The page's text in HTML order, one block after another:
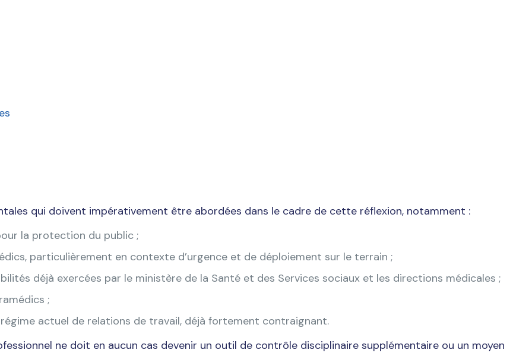
une fin en soi. Son objectif premier doit être la protection du public, et non la simple reconnaissance
hautement formés, soumis à des protocoles cliniques stricts, à des mécanismes de contrôle
une nouvelle structure, il faut démontrer en quoi un ordre professionnel améliorerait concrètement
réglementaire.
qui doivent impérativement être abordées dans le cadre de cette réflexion, notamment :
la protection du public ;
particulièrement en contexte d’urgence et de déploiement sur le terrain ;
déjà exercées par le ministère de la Santé et des Services sociaux et les directions médicales ;
;
actuel de relations de travail, déjà fortement contraignant.
ne doit en aucun cas devenir un outil de contrôle disciplinaire supplémentaire ou un moyen